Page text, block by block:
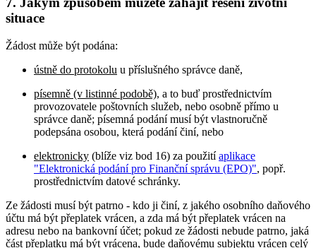
situace
Žádost může být podána:
ústně do protokolu u příslušného správce daně,
písemně (v listinné podobě), a to buď prostřednictvím
provozovatele poštovních služeb, nebo osobně přímo u
správce daně; písemná podání musí být vlastnoručně
podepsána osobou, která podání činí, nebo
elektronicky (blíže viz bod 16) za použitíaplikace
"Elektronická podání pro Finanční správu (EPO)", popř.
prostřednictvím datové schránky.
Ze žádosti musí být patrno - kdo ji činí, z jakého osobního daňového
účtu má být přeplatek vrácen, a zda má být přeplatek vrácen na
adresu nebo na bankovní účet; pokud ze žádosti nebude patrno, jaká
část přeplatku má být vrácena, bude daňovému subjektu vrácen celý